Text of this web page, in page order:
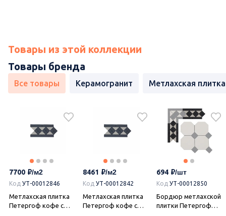
Товары из этой коллекции
Товары бренда
Все товары Керамогранит Метлахская плитка
7700
Код УТ-00012846
Метлахская плитка
Петергоф кофе с
8461
Код УТ-00012842
Метлахская плитка
Петергоф кофе с
694
Код УТ-00012850
Бордюр метлахской
плитки Петергоф